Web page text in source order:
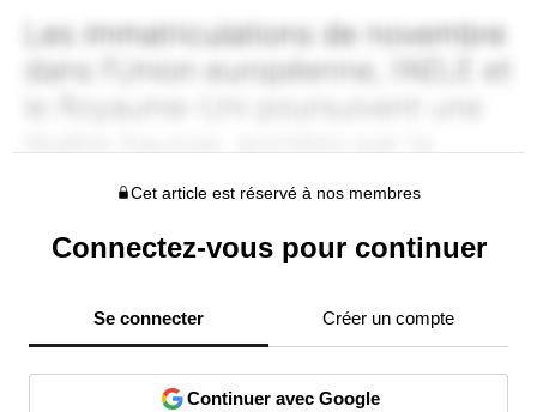
Cet article est réservé à nos membres
Connectez-vous pour continuer
Se connecter Créer un compte
Continuer avec Google